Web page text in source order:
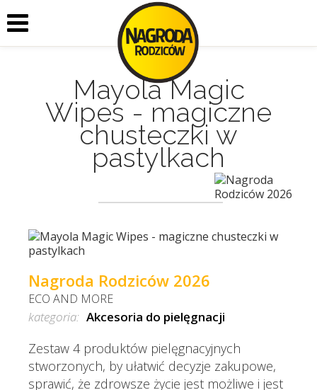
Mayola Magic
Wipes - magiczne
chusteczki w
pastylkach
Nagroda Rodziców 2026
ECO AND MORE
kategoria: Akcesoria do pielęgnacji
Zestaw 4 produktów pielęgnacyjnych
stworzonych, by ułatwić decyzje zakupowe,
sprawić, że zdrowsze życie jest możliwe i jest